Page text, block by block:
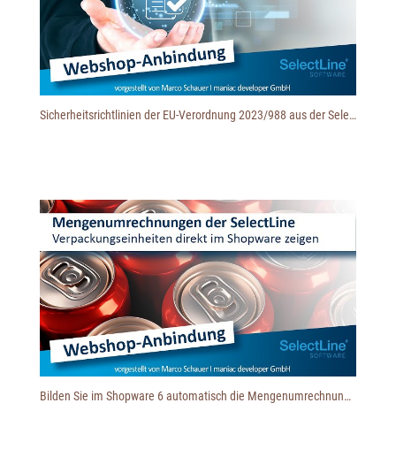
Sicherheitsrichtlinien der EU-Verordnung 2023/988 aus der SelectLine zu Shopware 6 übertragen
Bilden Sie im Shopware 6 automatisch die Mengenumrechnungen der SelectLine ab